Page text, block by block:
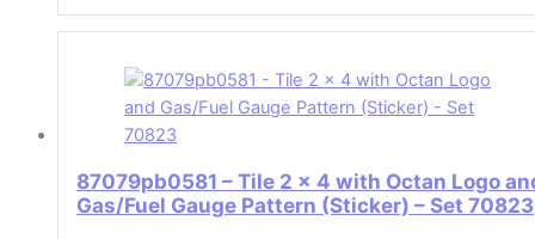
87079pb0581 – Tile 2 x 4 with Octan Logo
Gas/Fuel Gauge Pattern (Sticker) – Set 70823